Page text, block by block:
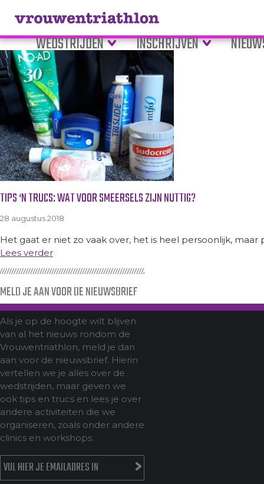
WEDSTRIJDEN INSCHRIJVEN
Tag Archive: body glide
TIPS ‘N TRUCS: WAT VOOR SMEERSELS ZIJN NUTTIG?
28 augustus 2018
Het gaat er niet zo vaak over, het is heel persoonlijk,
Lees verder
MELD JE AAN VOOR DE NIEUWSBRIEF
Als je op de hoogte wilt blijven
van al het nieuws rondom de
Vrouwentriathlon, meld je dan
aan voor de nieuwsbrief. Hierin
vertellen we je alles over de
wedstrijden, maar geven we
ook tips en trucs en lees je over
andere activiteiten die we
organiseren, zoals onder andere
clinics en workshops.